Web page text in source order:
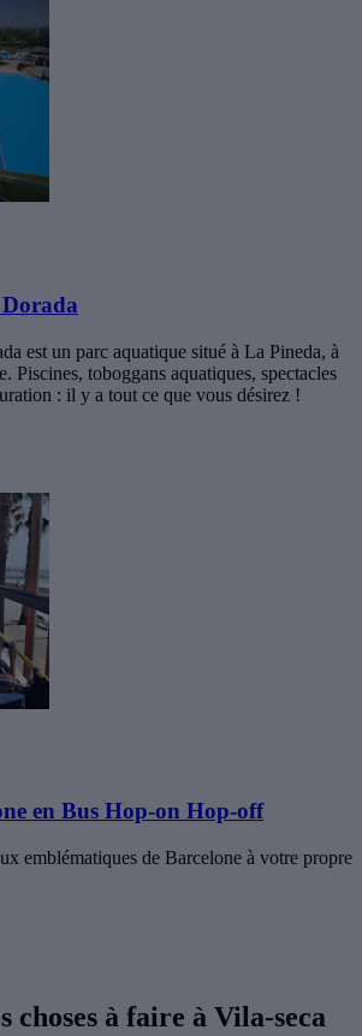
est un parc aquatique situé à La Pineda, à
Piscines, toboggans aquatiques, spectacles
: il y a tout ce que vous désirez !
en Bus Hop-on Hop-off
emblématiques de Barcelone à votre propre
choses à faire à Vila-seca